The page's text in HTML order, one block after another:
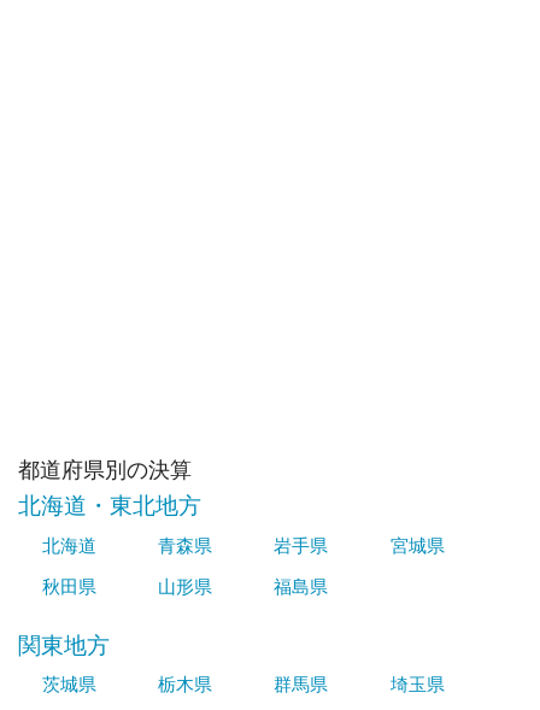
都道府県別の決算
北海道・東北地方
北海道 青森県 岩手県
宮城県
秋田県
山形県 福島県
関東地方
茨城県 栃木県 群馬県
埼玉県